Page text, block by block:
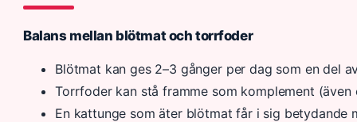
Balans mellan blötmat och torrfoder
Blötmat kan ges 2–3 gånger per dag som en del
Torrfoder kan stå framme som komplement
En kattunge som äter blötmat får i sig betydande